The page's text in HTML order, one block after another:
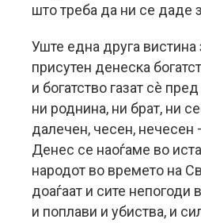
што треба да ни се даде
Уште една друга
присутен денеска
и богатство газат сè
ни роднина, ни брат, ни
далечен, чесен, нечесен
Денес се наоѓаме во
народот во времето на
доаѓаат и сите
и поплави и убиства, и